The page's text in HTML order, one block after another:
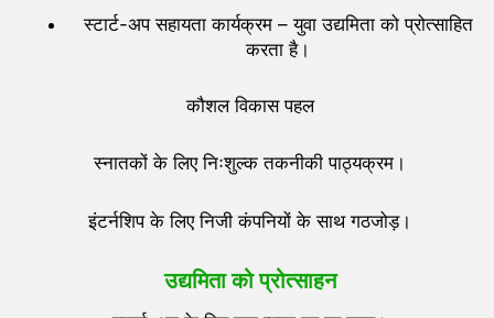
स्टार्ट-अप सहायता कार्यक्रम – युवा उद्यमिता को प्रोत्साहित
करता है।
कौशल विकास पहल
स्नातकों के लिए निःशुल्क तकनीकी पाठ्यक्रम।
इंटर्नशिप के लिए निजी कंपनियों के साथ गठजोड़।
उद्यमिता को प्रोत्साहन